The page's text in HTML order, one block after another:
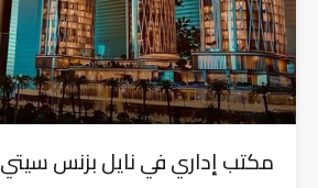
مكتب إداري في نايل بزنس سيتي